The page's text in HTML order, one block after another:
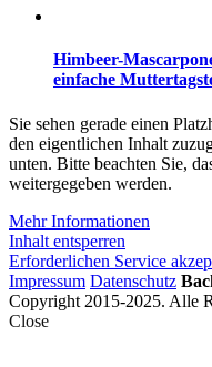
Himbeer-
einfache
Sie sehen gerade einen
den eigentlichen Inhalt
unten. Bitte beachten Sie,
weitergegeben werden.
Mehr Informationen
Inhalt entsperren
Erforderlichen Service
Impressum Datenschutz
Copyright 2015-2025. Alle
Close